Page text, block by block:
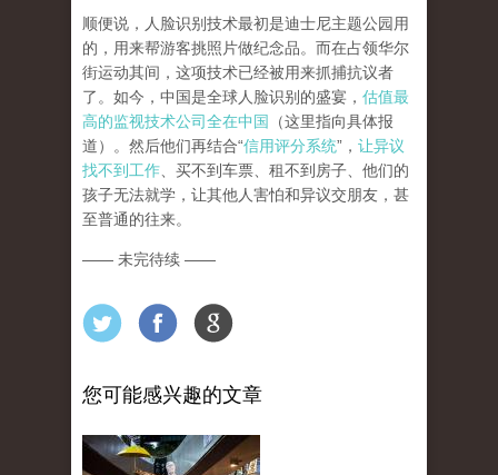
顺便说，人脸识别技术最初是迪士尼主题公园用
的，用来帮游客挑照片做纪念品。而在占领华尔
街运动其间，这项技术已经被用来抓捕抗议者
了。如今，中国是全球人脸识别的盛宴， 估值最
高的监视技术公司全在中国
（这里指向具体报
道）。然后他们再结合“信用评分系统”， 让异议
找不到工作 、买不到车票、租不到房子、他们的
孩子无法就学，让其他人害怕和异议交朋友，甚
至普通的往来。
—— 未完待续 ——
您可能感兴趣的文章